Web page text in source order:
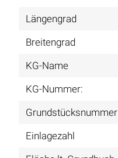
Längengrad
Breitengrad
KG-Name
KG-Nummer:
Grundstücksnummer
Einlagezahl